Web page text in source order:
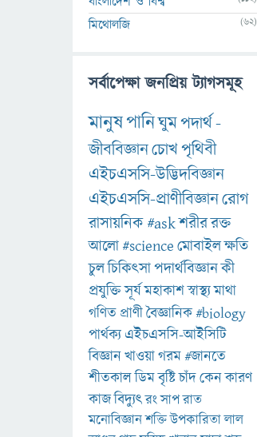
মিথোলজি (62)
সর্বাপেক্ষা জনপ্রিয় ট্যাগসমূহ
মানুষপানিঘুমপদার্থ-
জীববিজ্ঞানচোখপৃথিবী
এইচএসসি-উদ্ভিদবিজ্ঞান
এইচএসসি-প্রাণীবিজ্ঞানরোগ
রাসায়নিক#askশরীররক্ত
আলো#scienceমোবাইলক্ষতি
চুলচিকিৎসাপদার্থবিজ্ঞানকী
প্রযুক্তিসূর্যমহাকাশস্বাস্থ্যমাথা
গণিত প্রাণীবৈজ্ঞানিক#biology
পার্থক্য এইচএসসি-আইসিটি
বিজ্ঞানখাওয়াগরম#জানতে
শীতকালডিমবৃষ্টিচাঁদকেনকারণ
কাজবিদ্যুৎরংসাপরাত
মনোবিজ্ঞানশক্তিউপকারিতালাল